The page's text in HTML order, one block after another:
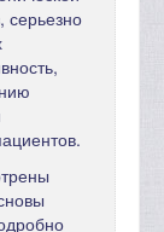
серьезно